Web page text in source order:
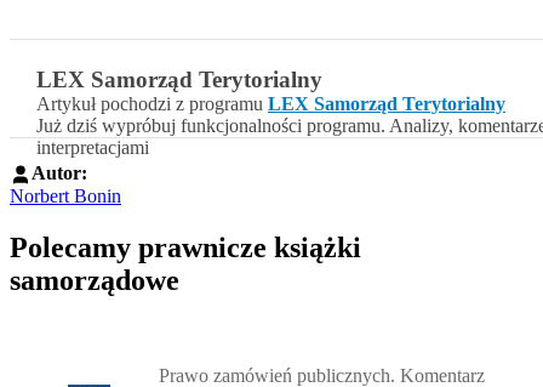
LEX Samorząd Terytorialny
Artykuł pochodzi z programu LEX Samorząd Terytorialny
Już dziś wypróbuj funkcjonalności programu. Analizy,
interpretacjami
Autor:
Norbert Bonin
Polecamy prawnicze książki
samorządowe
Prawo zamówień publicznych. Komentarz